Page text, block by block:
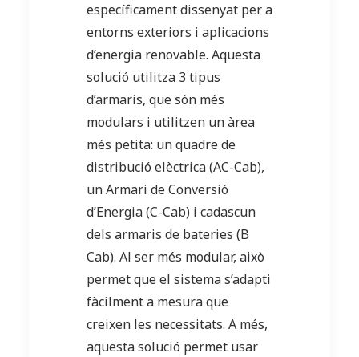
específicament dissenyat per a
entorns exteriors i aplicacions
d’energia renovable. Aquesta
solució utilitza 3 tipus
d’armaris, que són més
modulars i utilitzen un àrea
més petita: un quadre de
distribució elèctrica (AC-Cab),
un Armari de Conversió
d’Energia (C-Cab) i cadascun
dels armaris de bateries (B
Cab). Al ser més modular, això
permet que el sistema s’adapti
fàcilment a mesura que
creixen les necessitats. A més,
aquesta solució permet usar